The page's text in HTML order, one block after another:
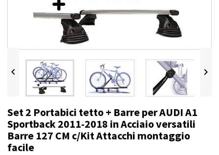
 
Set 2 Portabici tetto + Barre per AUDI A1
Sportback 2011-2018 in Acciaio versatili
Barre 127 CM c/Kit Attacchi montaggio
facile